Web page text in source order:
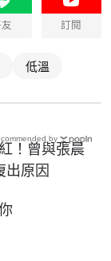
訂閱
低溫
！曾與張晨
原因
by